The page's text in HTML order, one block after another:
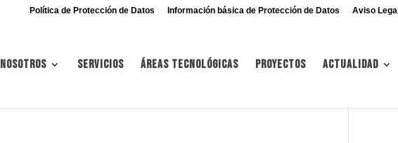
Política de Protección de Datos Información básica de Protección de Datos Aviso Legal
Nosotros Servicios Áreas tecnológicas Proyectos Actualidad